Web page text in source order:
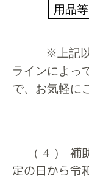
用品等
※上記
ラインによっ
で、 お気軽に
（4） 補
定の日から令